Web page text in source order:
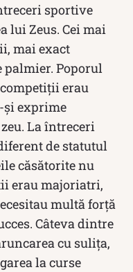
sportive
lui Zeus. Cei mai
mai exact
palmier. Poporul
erau
și exprime
La întreceri
de statutul
căsătorite nu
erau majoriatri,
multă forță
Câteva dintre
cu sulița,
la curse